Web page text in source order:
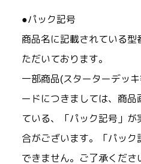
●パック記号
商品名に記載されている型
ただいております。
一部商品(スターターデッ
ードにつきましては、商
ている、「パック記号」
合がございます。「パッ
できません。ご了承くださ